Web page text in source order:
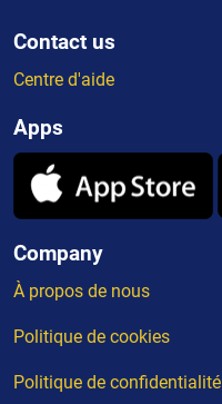
Contact us
Centre d'aide
Apps
Company
À propos de nous
Politique de cookies
Politique de confidentialité